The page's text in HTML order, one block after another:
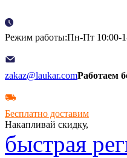
Режим работы:Пн-Пт 10:00-
zakaz@laukar.comРаботаем
Бесплатно доставим
Накапливай скидку,
быстрая